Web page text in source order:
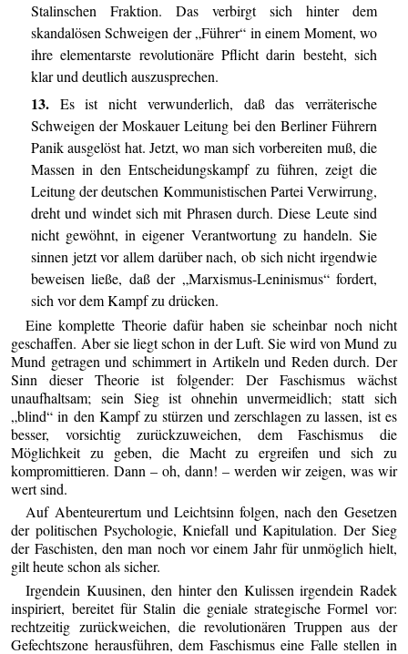
Stalinschen Fraktion. Das verbirgt sich hinter dem
skandalösen Schweigen der „Führer“ in einem Moment, wo
ihre elementarste revolutionäre Pflicht darin besteht, sich
klar und deutlich auszusprechen.
13.Es ist nicht verwunderlich, daß das verräterische
Schweigen der Moskauer Leitung bei den Berliner Führern
Panik ausgelöst hat. Jetzt, wo man sich vorbereiten muß, die
Massen in den Entscheidungskampf zu führen, zeigt die
Leitung der deutschen Kommunistischen Partei Verwirrung,
dreht und windet sich mit Phrasen durch. Diese Leute sind
nicht gewöhnt, in eigener Verantwortung zu handeln. Sie
sinnen jetzt vor allem darüber nach, ob sich nicht irgendwie
beweisen ließe, daß der „Marxismus-Leninismus“ fordert,
sich vor dem Kampf zu drücken.
Eine komplette Theorie dafür haben sie scheinbar noch nicht
geschaffen. Aber sie liegt schon in der Luft. Sie wird von Mund zu
Mund getragen und schimmert in Artikeln und Reden durch. Der
Sinn dieser Theorie ist folgender: Der Faschismus wächst
unaufhaltsam; sein Sieg ist ohnehin unvermeidlich; statt sich
„blind“ in den Kampf zu stürzen und zerschlagen zu lassen, ist es
besser, vorsichtig zurückzuweichen, dem Faschismus die
Möglichkeit zu geben, die Macht zu ergreifen und sich zu
kompromittieren. Dann – oh, dann! – werden wir zeigen, was wir
wert sind.
Auf Abenteurertum und Leichtsinn folgen, nach den Gesetzen
der politischen Psychologie, Kniefall und Kapitulation. Der Sieg
der Faschisten, den man noch vor einem Jahr für unmöglich hielt,
gilt heute schon als sicher.
Irgendein Kuusinen, den hinter den Kulissen irgendein Radek
inspiriert, bereitet für Stalin die geniale strategische Formel vor:
rechtzeitig zurückweichen, die revolutionären Truppen aus der
Gefechtszone herausführen, dem Faschismus eine Falle stellen in